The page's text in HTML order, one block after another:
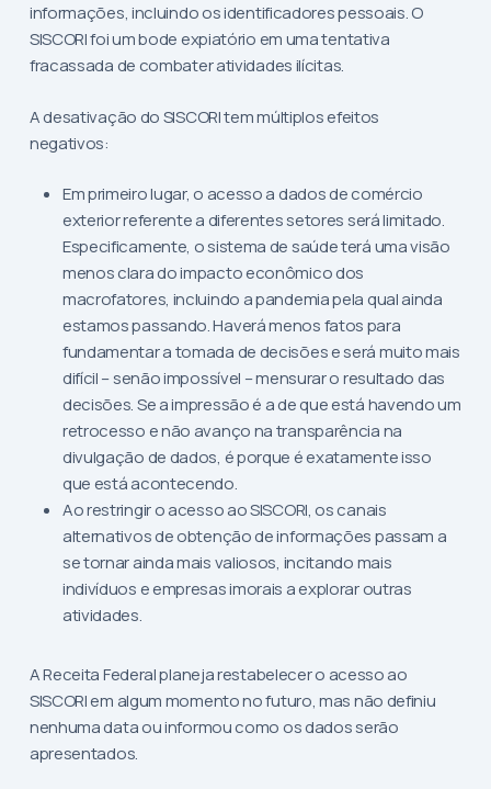
informações, incluindo os identificadores pessoais. O
SISCORI foi um bode expiatório em uma tentativa
fracassada de combater atividades ilícitas.
A desativação do SISCORI tem múltiplos efeitos
negativos:
Em primeiro lugar, o acesso a dados de comércio
exterior referente a diferentes setores será limitado.
Especificamente, o sistema de saúde terá uma visão
menos clara do impacto econômico dos
macrofatores, incluindo a pandemia pela qual ainda
estamos passando. Haverá menos fatos para
fundamentar a tomada de decisões e será muito mais
difícil – senão impossível – mensurar o resultado das
decisões. Se a impressão é a de que está havendo um
retrocesso e não avanço na transparência na
divulgação de dados, é porque é exatamente isso
que está acontecendo.
Ao restringir o acesso ao SISCORI, os canais
alternativos de obtenção de informações passam a
se tornar ainda mais valiosos, incitando mais
indivíduos e empresas imorais a explorar outras
atividades.
A Receita Federal planeja restabelecer o acesso ao
SISCORI em algum momento no futuro, mas não definiu
nenhuma data ou informou como os dados serão
apresentados.